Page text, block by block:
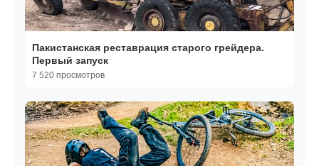
Пакистанская реставрация старого грейдера.
Первый запуск
7 520 просмотров